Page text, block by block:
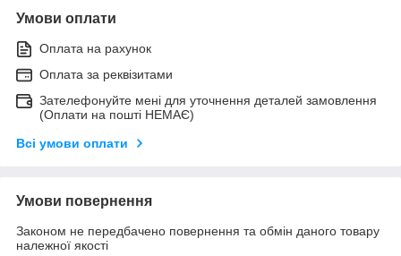
Умови оплати
Оплата на рахунок
Оплата за реквізитами
Зателефонуйте мені для уточнення деталей замовлення
(Оплати на пошті НЕМАЄ)
Всі умови оплати
Умови повернення
Законом не передбачено повернення та обмін даного товару
належної якості